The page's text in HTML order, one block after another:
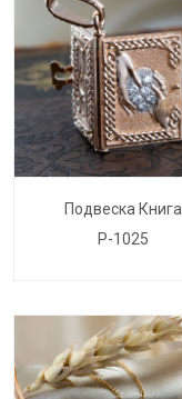
Подвеска Книга
P-1025